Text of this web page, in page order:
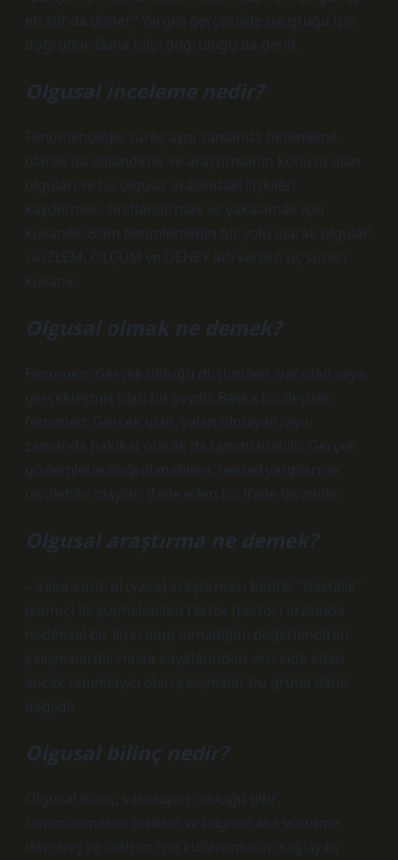
etrafında döner.” Yargısı gerçeklikle uyuştuğu için
doğrudur. Buna bilgi doğruluğu da denir.
Olgusal inceleme nedir?
Fenomenolojik süreç aynı zamanda betimleme
olarak da adlandırılır ve araştırmanın konusu olan
olguları ve bu olgular arasındaki ilişkileri
kaydetmek, sınıflandırmak ve yakalamak için
kullanılır. Bilim betimlemenin bir yolu olarak olgular;
GÖZLEM, ÖLÇÜM ve DENEY adı verilen üç süreci
kullanır.
Olgusal olmak ne demek?
Fenomen; Gerçek olduğu düşünülen, var olan veya
gerçekleşmiş olan bir şeydir. Başka bir deyişle,
fenomen; Gerçek olan, yalan olmayan, aynı
zamanda hakikat olarak da tanımlanabilir. Gerçek
gözlemlerle doğrulanabilen, nesnel yargıları ve
ölçülebilir olayları ifade eden bir ifade biçimidir.
Olgusal araştırma ne demek?
– Vaka-kontrol (vaka) araştırması Bunlar, “hastalık”
(sonuç) ile şüphelenilen faktör (faktör) arasında
nedensel bir ilişki olup olmadığını değerlendiren
çalışmalardır. Hasta kayıtlarından veri elde eden
ancak tanımlayıcı olan çalışmalar bu gruba dahil
değildir.
Olgusal bilinç nedir?
Olgusal bilinç, varoluşun “olduğu gibi”
tanımlanmasını tetikler ve bilginin akıl yürütme,
davranış ve iletişim için kullanılmasını sağlayan